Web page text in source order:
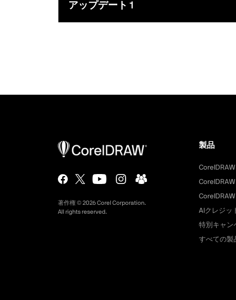
アップデート 1
著作権 © 2026Corel Corporation.
All rights reserved.
製品
AIクレジッ
特別キャン
すべての製